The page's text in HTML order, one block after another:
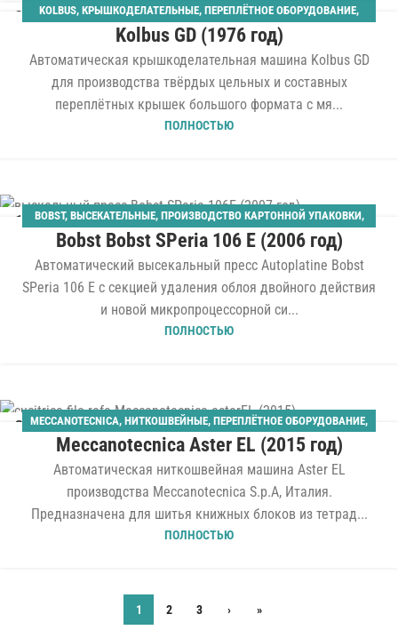
31 KOLBUS, КРЫШКОДЕЛАТЕЛЬНЫЕ, ПЕРЕПЛЁТНОЕ ОБОРУДОВАНИЕ,
ТВЁРДЫЙ ПЕРЕПЛЁТ
Kolbus GD (1976 год)
Автоматическая крышкоделательная машина Kolbus GD
для производства твёрдых цельных и составных
переплётных крышек большого формата с мя...
ПОЛНОСТЬЮ
13BOBST, ВЫСЕКАТЕЛЬНЫЕ, ПРОИЗВОДСТВО КАРТОННОЙ УПАКОВКИ,
ШТАНЦАГРЕГАТЫ
Bobst Bobst SPeria 106 E (2006 год)
Автоматический высекальный пресс Autoplatine Bobst
SPeria 106 E с секцией удаления облоя двойного действия
и новой микропроцессорной си...
ПОЛНОСТЬЮ
26MECCANOTECNICA, НИТКОШВЕЙНЫЕ, ПЕРЕПЛЁТНОЕ ОБОРУДОВАНИЕ,
ТВЁРДЫЙ ПЕРЕПЛЁТ
Meccanotecnica Aster EL (2015 год)
Автоматическая ниткошвейная машина Aster EL
производства Meccanotecnica S.p.A, Италия.
Предназначена для шитья книжных блоков из тетрад...
ПОЛНОСТЬЮ
1 2 3 › »